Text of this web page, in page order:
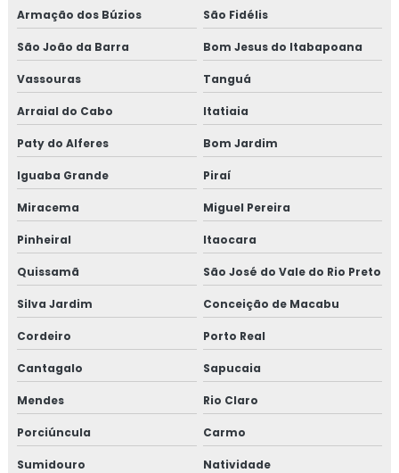
TREINAMENTO NR34
TREINAMENTO NR34 ITEM TESTE DE
PRESSURIZADAS
REPAROS EM TUBULAÇÕES
EMPRESA DE REPAROS EM TUBULAÇÕES
SERVIÇOS DE MANUTENÇÃO PREDIAL
EMPRESA DE MANUTENÇÃO PREDIAL
EMPRESA DE MANUTENÇÃO PREDIAL RJ
TREINAMENTO NR10 ONLINE
Armação dos Búzios São Fidélis
São João da Barra Bom Jesus do Itabapoana
Vassouras Tanguá
Arraial do Cabo Itatiaia
Paty do Alferes Bom Jardim
Iguaba Grande Piraí
Miracema Miguel Pereira
Pinheiral Itaocara
Quissamã São José do Vale do Rio Preto
Silva Jardim Conceição de Macabu
Cordeiro Porto Real
Cantagalo Sapucaia
Mendes Rio Claro
Porciúncula Carmo
Sumidouro Natividade